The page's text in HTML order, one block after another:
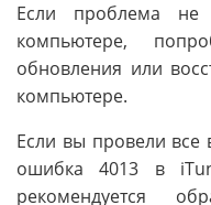
Если проблема
компьютере,
обновления или
компьютере.
Если вы провели
ошибка 4013 в
рекомендуется